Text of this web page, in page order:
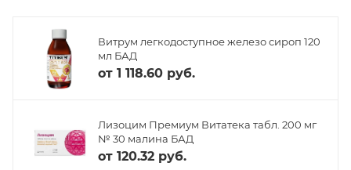
Витрум легкодоступное железо сироп 120
мл БАД
от 1 118.60 руб.
Лизоцим Премиум Витатека табл. 200 мг
№ 30 малина БАД
от 120.32 руб.